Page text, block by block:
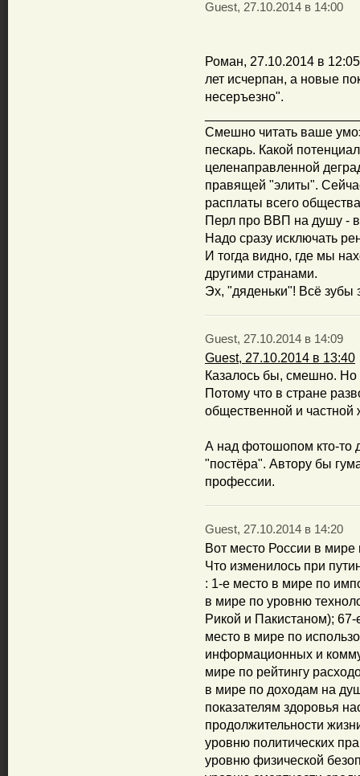
Guest, 27.10.2014 в 14:00
Роман, 27.10.2014 в
лет исчерпан, а новые
несеръезно".
Смешно читать ваше
пескарь. Какой
целенаправленной
правящей "элиты".
расплаты всего
Перл про ВВП на душу -
Надо сразу исключать
И тогда видно, где мы
другими странами.
Эх, "дяденьки"! Всё зубы
Guest, 27.10.2014 в 14:09
Guest, 27.10.2014 в 13:40
Казалось бы, смешно. Но
Потому что в стране
общественной и частной
А над фотошопом кто-то
"постёра". Автору бы
профессии.
Guest, 27.10.2014 в 14:20
Вот место России в
Что изменилось при
: 1-е место в мире по
в мире по уровню
Рикой и Пакистаном);
место в мире по
информационных и
мире по рейтингу
в мире по доходам на
показателям здоровья
продолжительности
уровню политических
уровню физической